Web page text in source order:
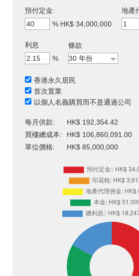
預付定金:
% HK$ 34,000,000
地產
利息
%
條款
香港永久居民
首次置業
以個人名義購買而不是通過公司
每月供款:
HK$ 192,354.42
買樓總成本:
HK$ 106,860,091.00
單位價格:
HK$ 85,000,000